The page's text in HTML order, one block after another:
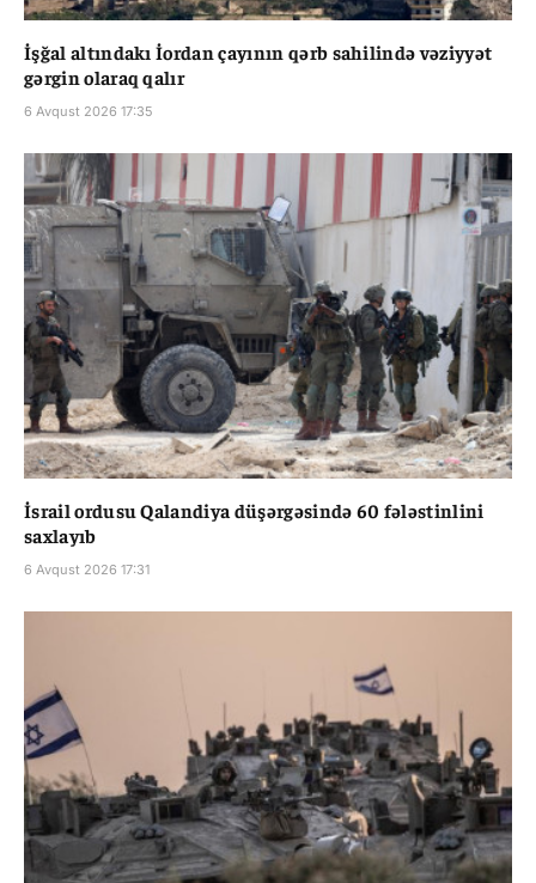
İşğal altındakı İordan çayının qərb sahilində vəziyyət
gərgin olaraq qalır
6 Avqust 2026 17:35
İsrail ordusu Qalandiya düşərgəsində 60 fələstinlini
saxlayıb
6 Avqust 2026 17:31